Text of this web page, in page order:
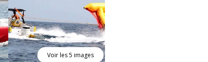
Voir les 5 images